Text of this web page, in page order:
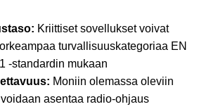
Kriittiset sovellukset voivat
turvallisuuskategoriaa EN
-standardin mukaan
Moniin olemassa oleviin
asentaa radio-ohjaus